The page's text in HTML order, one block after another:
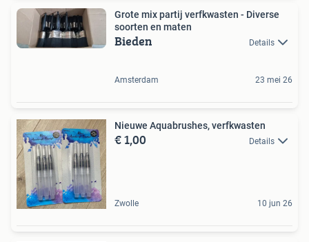
Grote mix partij verfkwasten - Diverse
soorten en maten
Bieden Details
Amsterdam 23 mei 26
Nieuwe Aquabrushes, verfkwasten
€ 1,00 Details
Zwolle 10 jun 26